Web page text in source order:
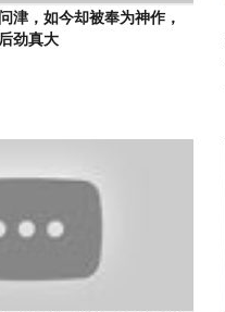
津，如今却被奉为神作，
劲真大